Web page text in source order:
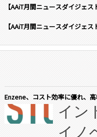
【AAiT月間ニュースダイジェ
【AAiT月間ニュースダイジェ
Enzene、コスト効率に優れ、
イン
イノ